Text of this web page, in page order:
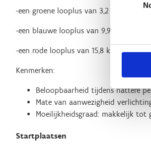
-een groene looplus van 3,2 km
-een blauwe looplus van 9,9 km
-een rode looplus van 15,8 km
Kenmerken:
Beloopbaarheid tijdens nattere
Mate van aanwezigheid
Moeilijkheidsgraad: makkelijk tot
Startplaatsen